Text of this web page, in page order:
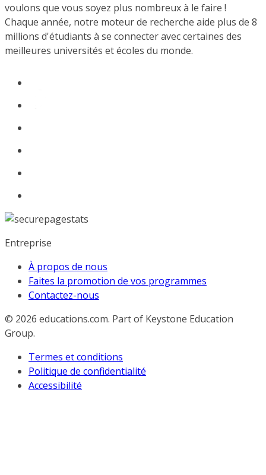
voulons que vous soyez plus nombreux à le faire !
Chaque année, notre moteur de recherche aide plus de 8
millions d'étudiants à se connecter avec certaines des
meilleures universités et écoles du monde.
Entreprise
À propos de nous
Faites la promotion de vos programmes
Contactez-nous
© 2026 educations.com. Part of Keystone Education
Group.
Termes et conditions
Politique de confidentialité
Accessibilité